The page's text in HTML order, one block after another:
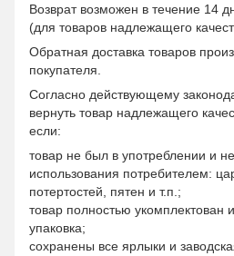
Возврат возможен в течение 14
(для товаров надлежащего
Обратная доставка товаров
покупателя.
Согласно действующему
вернуть товар надлежащего
если:
товар не был в употреблении и
использования потребителем:
потертостей, пятен и т.п.;
товар полностью укомплектован
упаковка;
сохранены все ярлыки и